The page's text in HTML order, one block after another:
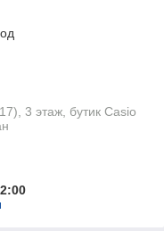
3 этаж, бутик Casio